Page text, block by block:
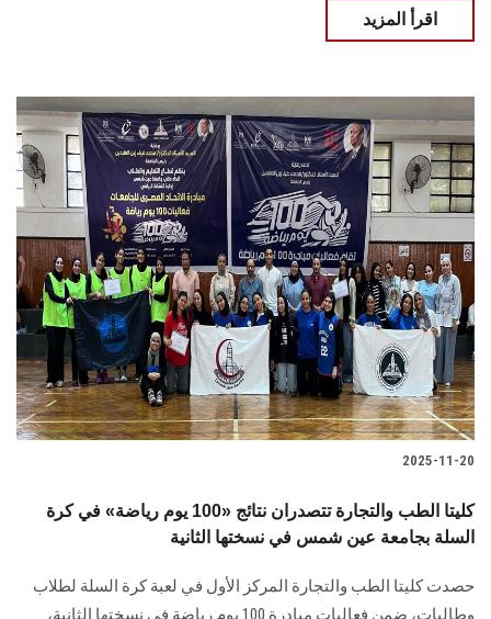
اقرأ المزيد
2025-11-20
كليتا الطب والتجارة تتصدران نتائج «100 يوم رياضة» في كرة
السلة بجامعة عين شمس في نسختها الثانية
حصدت كليتا الطب والتجارة المركز الأول في لعبة كرة السلة لطلاب
وطالبات، ضمن فعاليات مبادرة 100 يوم رياضة في نسختها الثانية،